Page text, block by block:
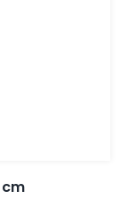
cm